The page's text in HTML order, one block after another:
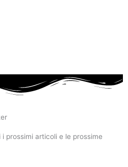
prossimi articoli e le prossime